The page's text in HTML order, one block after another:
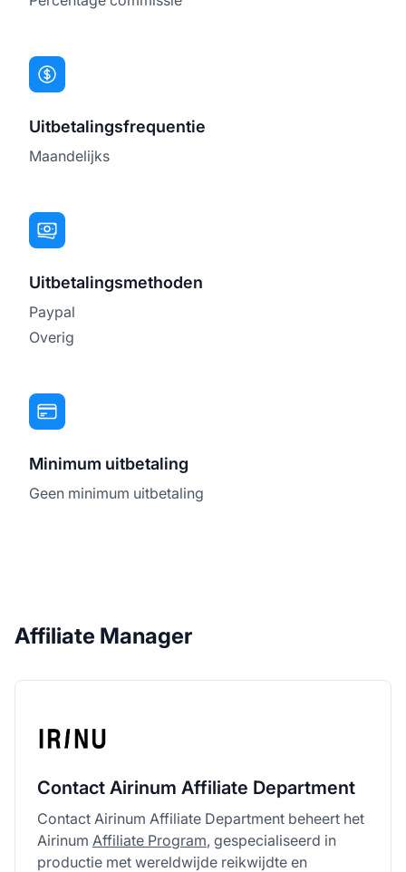
Uitbetalingsfrequentie
Maandelijks
Uitbetalingsmethoden
Paypal
Overig
Minimum uitbetaling
Geen minimum uitbetaling
Affiliate Manager
Contact Airinum Affiliate Department
Contact Airinum Affiliate Department beheert het
Airinum Affiliate Program, gespecialiseerd in
productie met wereldwijde reikwijdte en